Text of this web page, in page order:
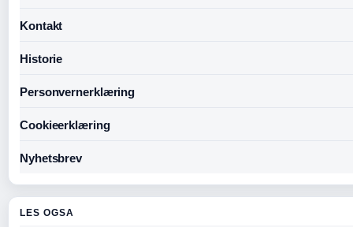
Kontakt
Historie
Personvernerklæring
Cookieerklæring
Nyhetsbrev
LES OGSA